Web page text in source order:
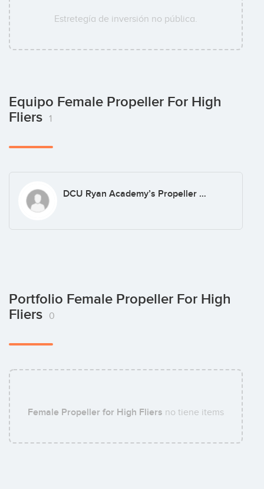
Estretegía de inversión no pública.
Equipo Female Propeller For High
Fliers
1
DCU Ryan Academy’s Propeller Venture Accelerator CEO
Portfolio Female Propeller For High
Fliers
0
Female Propeller for High Fliers no tiene items